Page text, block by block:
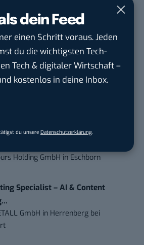
dein Feed
einen Schritt voraus. Jeden
du die wichtigsten Tech-
Tech & digitaler Wirtschaft –
kostenlos in deine Inbox.
du unsere Datenschutzerklärung.
im Jahr 2024
zum
Überblick
Wie hoch sind eigentlich die
Streaming?
und Projektmanager
Holding GmbH in Eschborn
Specialist – AI & Content
GmbH in Herrenberg bei